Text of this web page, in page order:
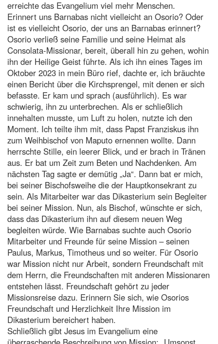
erreichte das Evangelium viel mehr Menschen.
Erinnert uns Barnabas nicht vielleicht an Osorio? Oder
ist es vielleicht Osorio, der uns an Barnabas erinnert?
Osorio verließ seine Familie und seine Heimat als
Consolata-Missionar, bereit, überall hin zu gehen, wohin
ihn der Heilige Geist führte. Als ich ihn eines Tages im
Oktober 2023 in mein Büro rief, dachte er, ich bräuchte
einen Bericht über die Kirchsprengel, mit denen er sich
befasste. Er kam und sprach (ausführlich). Es war
schwierig, ihn zu unterbrechen. Als er schließlich
innehalten musste, um Luft zu holen, nutzte ich den
Moment. Ich teilte ihm mit, dass Papst Franziskus ihn
zum Weihbischof von Maputo ernennen wollte. Dann
herrschte Stille, ein leerer Blick, und er brach in Tränen
aus. Er bat um Zeit zum Beten und Nachdenken. Am
nächsten Tag sagte er demütig „Ja“. Dann bat er mich,
bei seiner Bischofsweihe die der Hauptkonsekrant zu
sein. Als Mitarbeiter war das Dikasterium sein Begleiter
bei seiner Mission. Nun, als Bischof, wünschte er sich,
dass das Dikasterium ihn auf diesem neuen Weg
begleiten würde. Wie Barnabas suchte auch Osorio
Mitarbeiter und Freunde für seine Mission – seinen
Paulus, Markus, Timotheus und so weiter. Für Osorio
war Mission nicht nur Arbeit, sondern Freundschaft mit
dem Herrn, die Freundschaften mit anderen Missionaren
entstehen lässt. Freundschaft gehört zu jeder
Missionsreise dazu. Erinnern Sie sich, wie Osorios
Freundschaft und Herzlichkeit Ihre Mission im
Dikasterium bereichert haben.
Schließlich gibt Jesus im Evangelium eine